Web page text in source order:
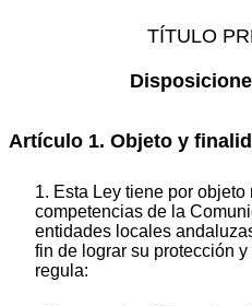
TÍTULO
Artículo 1. Objeto y
1. Esta Ley tiene por
competencias de la
entidades locales
fin de lograr su protección
regula: